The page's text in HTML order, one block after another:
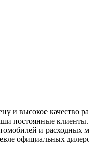
и высокое качество
постоянные
и расходных
официальных